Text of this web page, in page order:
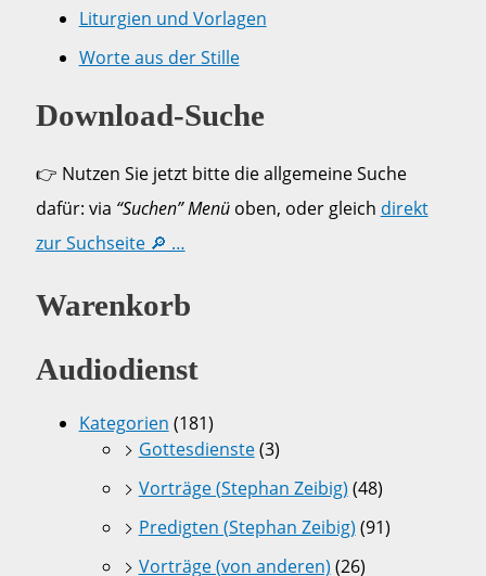
Liturgien und Vorlagen
Worte aus der Stille
Download-Suche
👉 Nutzen Sie jetzt bitte die allgemeine Suche
dafür: via “Suchen” Menüoben, oder gleich direkt
zur Suchseite 🔎 …
Warenkorb
Audiodienst
Kategorien (181)
Gottesdienste(3)
Vorträge (Stephan Zeibig) (48)
Predigten (Stephan Zeibig) (91)
Vorträge (von anderen) (26)